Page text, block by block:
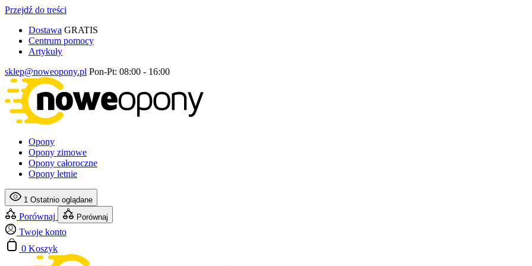
Przejdź do treści
Dostawa GRATIS
Centrum pomocy
Artykuły
sklep@noweopony.pl Pon-Pt: 08:00 - 16:00
Opony
Opony zimowe
Opony całoroczne
Opony letnie
1 Ostatnio oglądane
Porównaj Porównaj
Twoje konto
0 Koszyk